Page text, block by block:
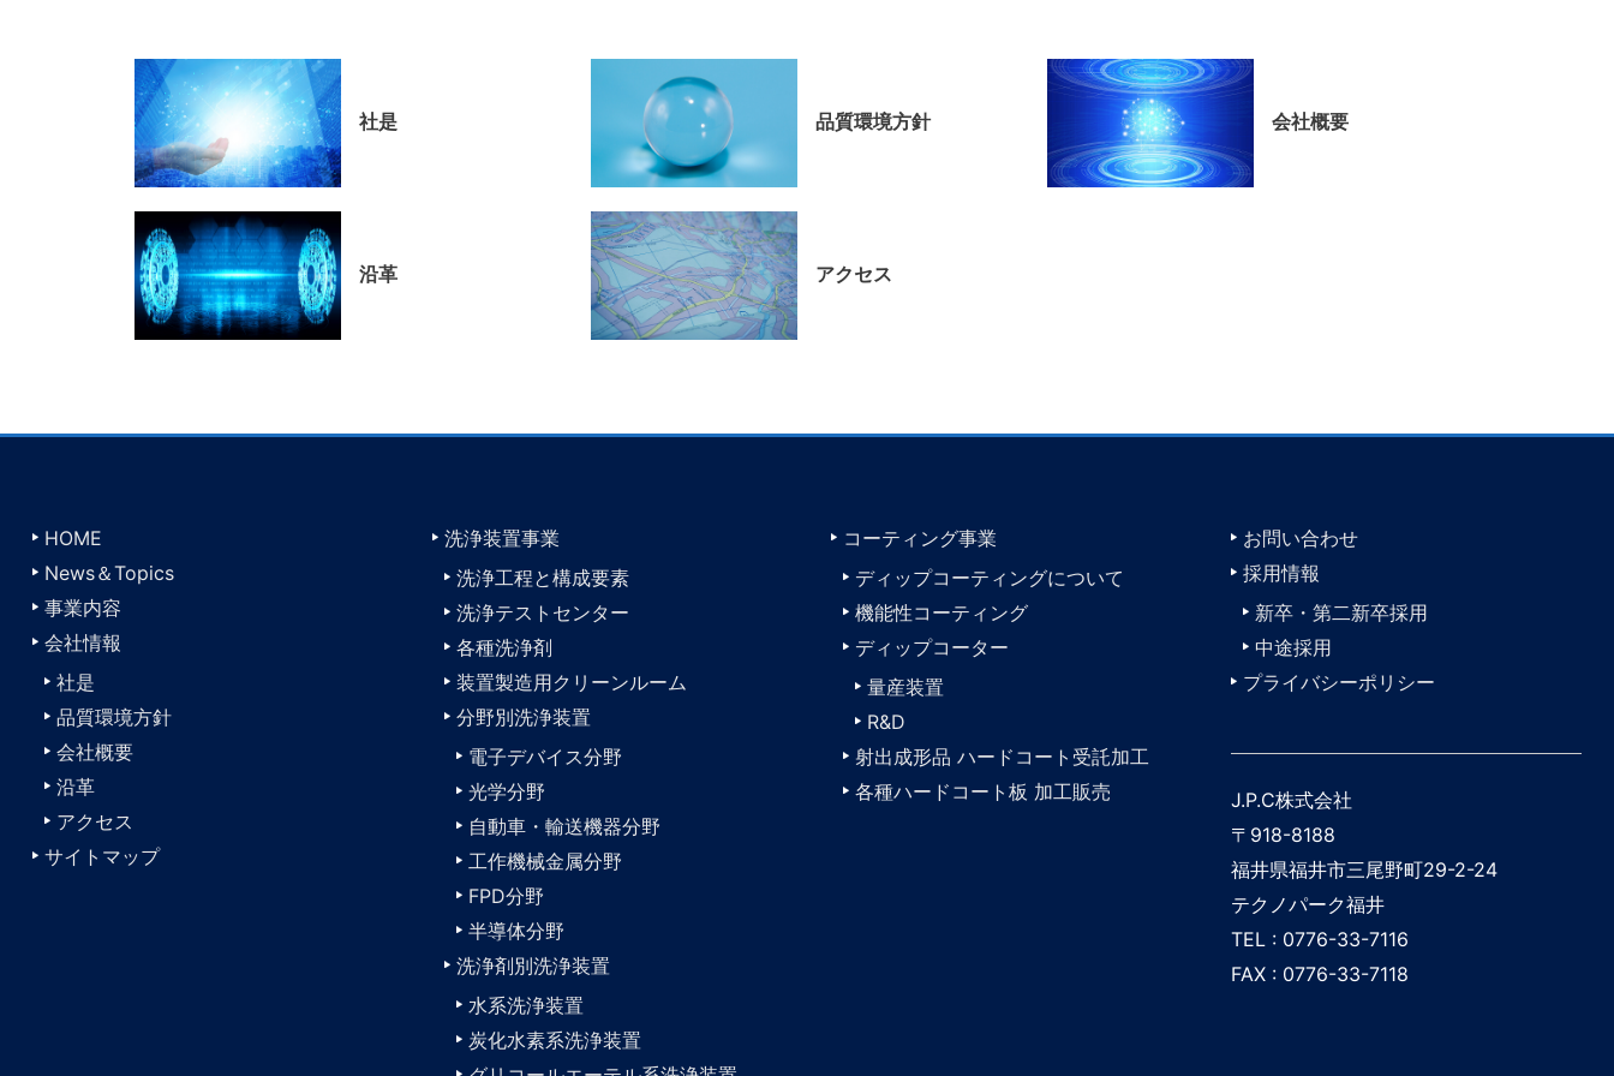
社是
沿革
品質環境方針
アクセス
会社概要
HOME
News＆Topics
事業内容
会社情報
社是
品質環境方針
会社概要
沿革
アクセス
サイトマップ
洗浄装置事業
洗浄工程と構成要素
洗浄テストセンター
各種洗浄剤
装置製造用クリーンルーム
分野別洗浄装置
電子デバイス分野
光学分野
自動車・輸送機器分野
工作機械金属分野
FPD分野
半導体分野
洗浄剤別洗浄装置
水系洗浄装置
炭化水素系洗浄装置
コーティング事業
ディップコーティングについて
機能性コーティング
ディップコーター
量産装置
R&D
射出成形品 ハードコート受託加工
各種ハードコート板 加工販売
お問い合わせ
採用情報
新卒・第二新卒採用
中途採用
プライバシーポリシー
J.P.C株式会社
〒918-8188
福井県福井市三尾野町29-2-24
テクノパーク福井
TEL : 0776-33-7116
FAX : 0776-33-7118